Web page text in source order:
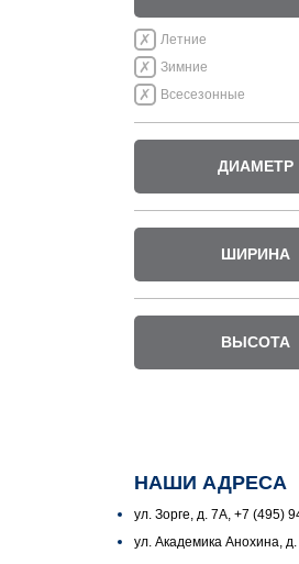
Летние
Зимние
Всесезонные
ДИАМЕТР
ШИРИНА
ВЫСОТА
НАШИ АДРЕСА
ул. Зорге, д. 7А, +7 (495)
ул. Академика Анохина,